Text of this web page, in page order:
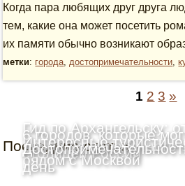
Когда пара любящих друг друга
тем, какие она может посетить
их памяти обычно возникают
метки: города,достопримечательности,
1 2 3 »
Последние статьи
Гид по Архангельску:
двора до деревянного
6 городов, которые
столицей России
Интересные
рядом с Москвой
день